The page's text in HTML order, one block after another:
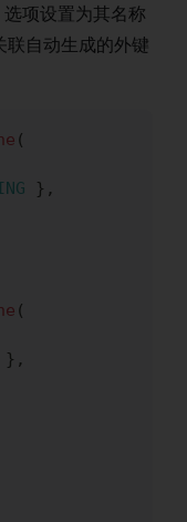
选项设置为其名称
联自动生成的外键
(
} ,
(
} ,